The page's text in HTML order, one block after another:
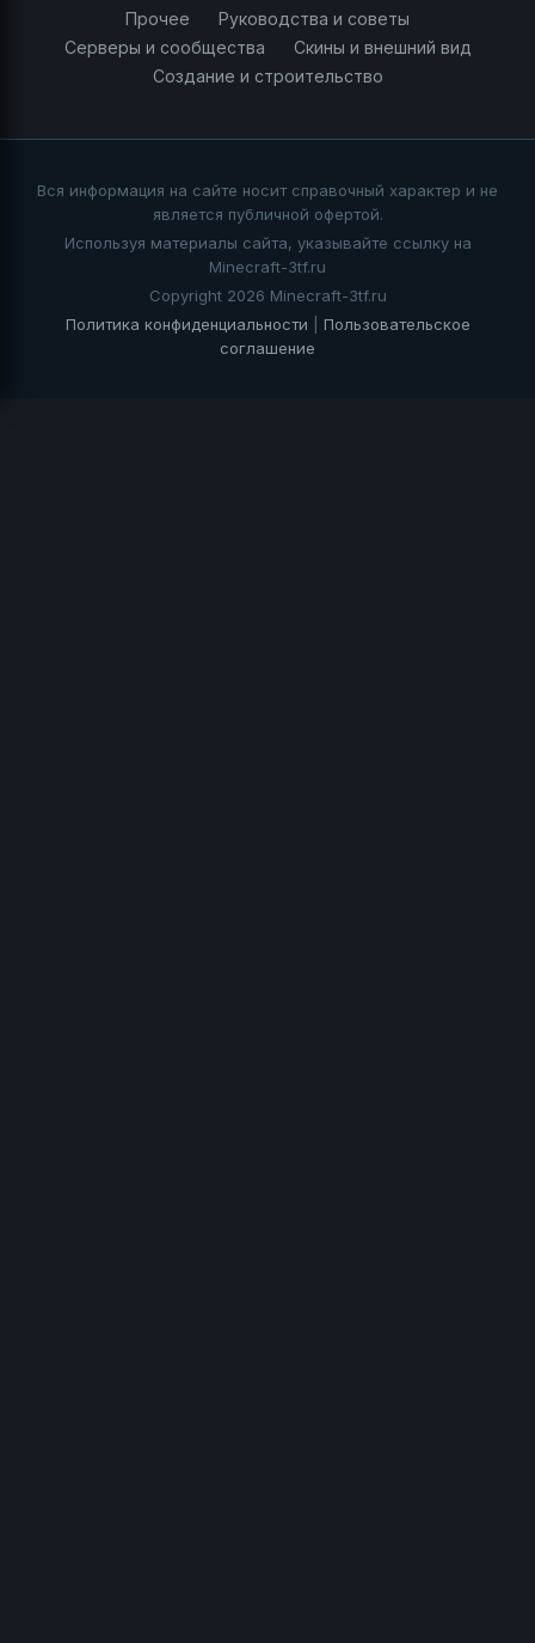
Прочее
Руководства и советы
Серверы и сообщества
Скины и внешний вид
Создание и строительство
Вся информация на сайте носит справочный характер и не
является публичной офертой.
Используя материалы сайта, указывайте ссылку на
Minecraft-3tf.ru
Copyright 2026 Minecraft-3tf.ru
Политика конфиденциальности
Пользовательское
соглашение